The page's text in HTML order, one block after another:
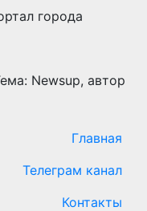
города
Newsup, автор
Главная
Телеграм канал
Контакты